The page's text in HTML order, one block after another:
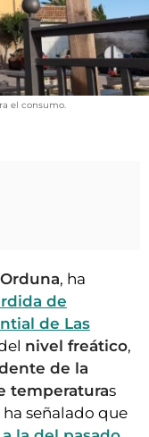
el consumo.
, ha
de
de Las
nivel freático,
de la
temperaturas
señalado que